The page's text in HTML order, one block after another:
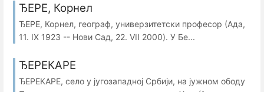
ЂЕРЕ, Корнел
ЂЕРЕ, Корнел, географ, универзитетски професор (Ада,
11. IX 1923 -- Нови Сад, 22. VII 2000). У Бе...
ЂЕРЕКАРЕ
ЂЕРЕКАРЕ, село у југозападној Србији, на јужном ободу